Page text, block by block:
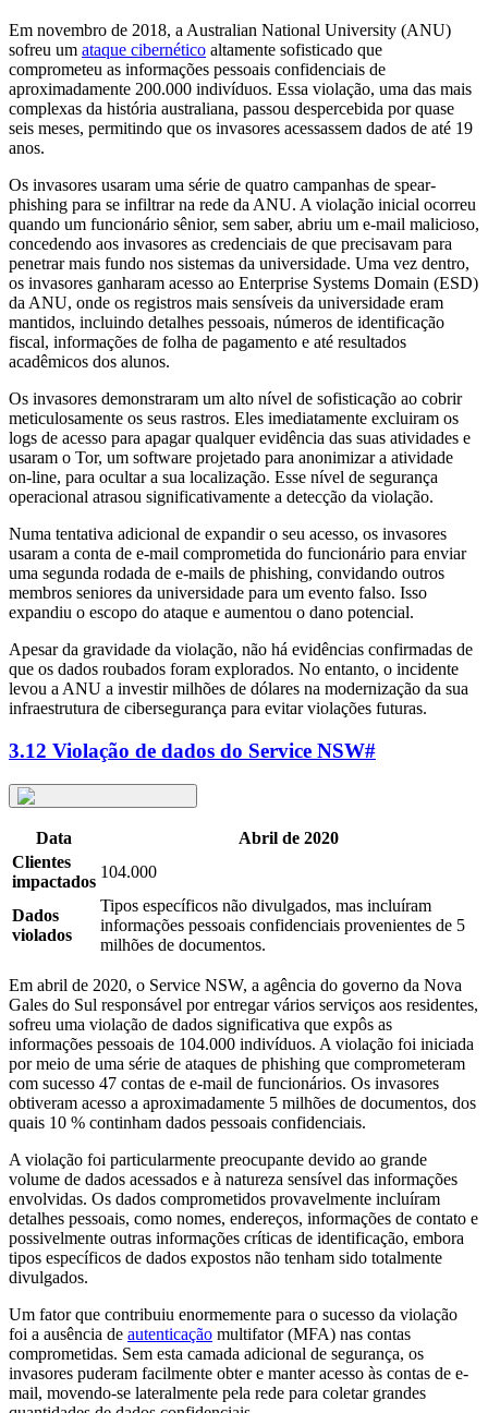
Em novembro de 2018, a Australian National University (ANU)
sofreu um ataque cibernético altamente sofisticado que
comprometeu as informações pessoais confidenciais de
aproximadamente 200.000 indivíduos. Essa violação, uma das mais
complexas da história australiana, passou despercebida por quase
seis meses, permitindo que os invasores acessassem dados de até 19
anos.
Os invasores usaram uma série de quatro campanhas de spear-
phishing para se infiltrar na rede da ANU. A violação inicial ocorreu
quando um funcionário sênior, sem saber, abriu um e-mail malicioso,
concedendo aos invasores as credenciais de que precisavam para
penetrar mais fundo nos sistemas da universidade. Uma vez dentro,
os invasores ganharam acesso ao Enterprise Systems Domain (ESD)
da ANU, onde os registros mais sensíveis da universidade eram
mantidos, incluindo detalhes pessoais, números de identificação
fiscal, informações de folha de pagamento e até resultados
acadêmicos dos alunos.
Os invasores demonstraram um alto nível de sofisticação ao cobrir
meticulosamente os seus rastros. Eles imediatamente excluiram os
logs de acesso para apagar qualquer evidência das suas atividades e
usaram o Tor, um software projetado para anonimizar a atividade
on-line, para ocultar a sua localização. Esse nível de segurança
operacional atrasou significativamente a detecção da violação.
Numa tentativa adicional de expandir o seu acesso, os invasores
usaram a conta de e-mail comprometida do funcionário para enviar
uma segunda rodada de e-mails de phishing, convidando outros
membros seniores da universidade para um evento falso. Isso
expandiu o escopo do ataque e aumentou o dano potencial.
Apesar da gravidade da violação, não há evidências confirmadas de
que os dados roubados foram explorados. No entanto, o incidente
levou a ANU a investir milhões de dólares na modernização da sua
infraestrutura de cibersegurança para evitar violações futuras.
3.12 Violação de dados do Service NSW#
Data
Abril de 2020
Clientes
impactados
104.000
Dados
violados
Tipos específicos não divulgados, mas incluíram
informações pessoais confidenciais provenientes de 5
milhões de documentos.
Em abril de 2020, o Service NSW, a agência do governo da Nova
Gales do Sul responsável por entregar vários serviços aos residentes,
sofreu uma violação de dados significativa que expôs as
informações pessoais de 104.000 indivíduos. A violação foi iniciada
por meio de uma série de ataques de phishing que comprometeram
com sucesso 47 contas de e-mail de funcionários. Os invasores
obtiveram acesso a aproximadamente 5 milhões de documentos, dos
quais 10 % continham dados pessoais confidenciais.
A violação foi particularmente preocupante devido ao grande
volume de dados acessados e à natureza sensível das informações
envolvidas. Os dados comprometidos provavelmente incluíram
detalhes pessoais, como nomes, endereços, informações de contato e
possivelmente outras informações críticas de identificação, embora
tipos específicos de dados expostos não tenham sido totalmente
divulgados.
Um fator que contribuiu enormemente para o sucesso da violação
foi a ausência de autenticação multifator (MFA) nas contas
comprometidas. Sem esta camada adicional de segurança, os
invasores puderam facilmente obter e manter acesso às contas de e-
mail, movendo-se lateralmente pela rede para coletar grandes